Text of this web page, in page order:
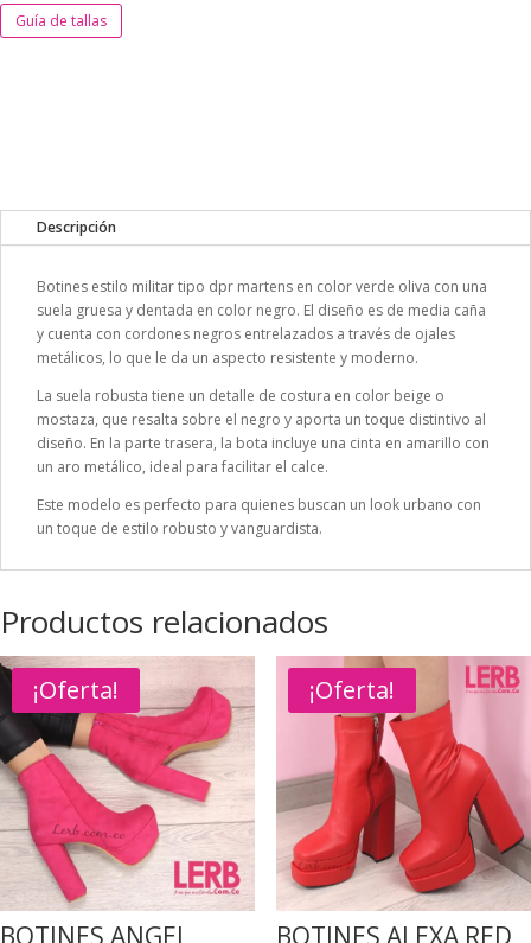
Guía de tallas
Descripción
Botines estilo militar tipo dpr martens en color verde oliva con una
suela gruesa y dentada en color negro. El diseño es de media caña
y cuenta con cordones negros entrelazados a través de ojales
metálicos, lo que le da un aspecto resistente y moderno.
La suela robusta tiene un detalle de costura en color beige o
mostaza, que resalta sobre el negro y aporta un toque distintivo al
diseño. En la parte trasera, la bota incluye una cinta en amarillo con
un aro metálico, ideal para facilitar el calce.
Este modelo es perfecto para quienes buscan un look urbano con
un toque de estilo robusto y vanguardista.
Productos relacionados
¡Oferta!
BOTINES ANGEL
¡Oferta!
BOTINES ALEXA RED